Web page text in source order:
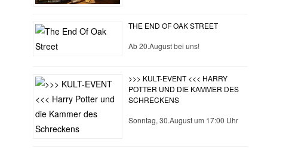
THE END OF OAK STREET
Ab 20.August bei uns!
>>> KULT-EVENT <<< HARRY
POTTER UND DIE KAMMER DES
SCHRECKENS
Sonntag, 30.August um 17:00 Uhr